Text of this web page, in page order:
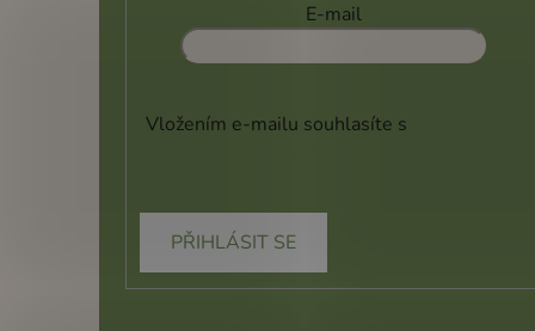
E-mail
Vložením e-mailu souhlasíte s
PŘIHLÁSIT SE